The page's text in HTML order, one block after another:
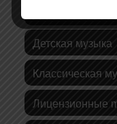
Детская музыка
Классическая
Лицензионные